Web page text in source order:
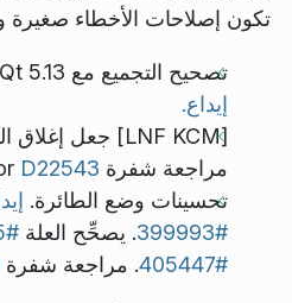
تكون إصلاحات الأخطاء صغيرة
تصحيح التجميع مع Qt 5.13 (تضمين QTime مفقود).
إيداع.
[LNF KCM] جعل إغلاق المعاينة ممكنًا.
مراجعة شفرة Phabricator D22543
تحسينات وضع الطائرة.
#399993
. يصحِّح العلة #400535
#405447
. مراجعة شفرة Phabricator